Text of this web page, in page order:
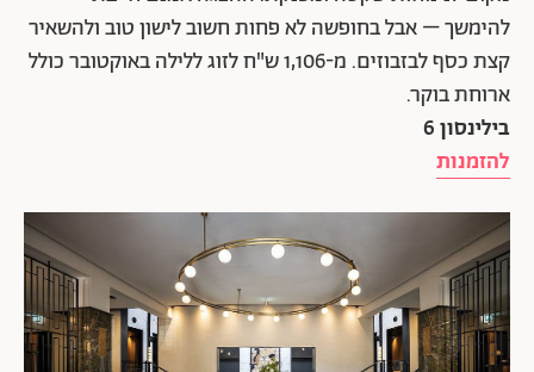
להימשך – אבל בחופשה לא פחות חשוב לישון טוב ולהשאיר
קצת כסף לבזבוזים. מ-1,106 ש"ח לזוג ללילה באוקטובר כולל
ארוחת בוקר.
בילינסון 6
להזמנות